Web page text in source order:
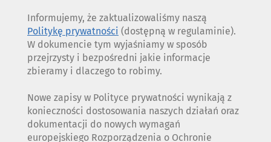
Informujemy, że zaktualizowaliśmy naszą
Politykę prywatności (dostępną w regulaminie).
W dokumencie tym wyjaśniamy w sposób
przejrzysty i bezpośredni jakie informacje
zbieramy i dlaczego to robimy.
Nowe zapisy w Polityce prywatności wynikają z
konieczności dostosowania naszych działań oraz
dokumentacji do nowych wymagań
europejskiego Rozporządzenia o Ochronie